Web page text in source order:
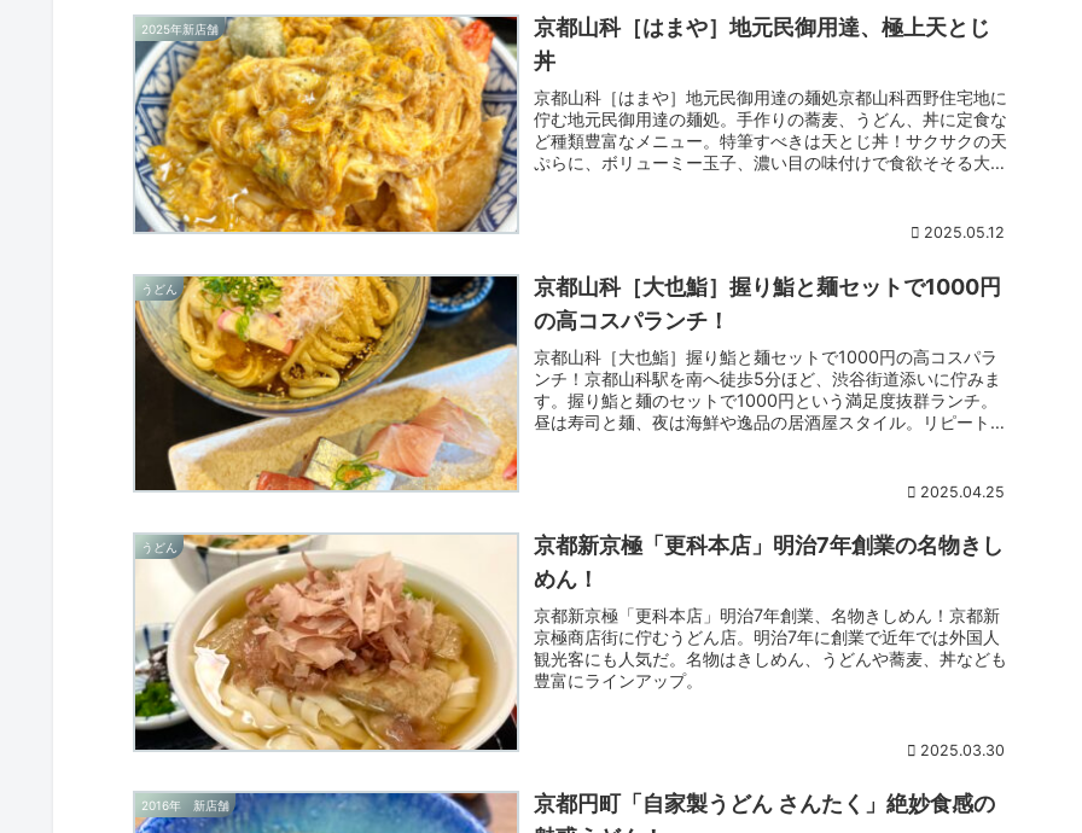
2025年新店舗
京都山科［はまや］地元民御用達、極上天とじ
丼
京都山科［はまや］地元民御用達の麺処京都山科西野住宅地に
佇む地元民御用達の麺処。手作りの蕎麦、うどん、丼に定食な
ど種類豊富なメニュー。特筆すべきは天とじ丼！サクサクの天
ぷらに、ボリューミー玉子、濃い目の味付けで食欲そそる大満
2025.05.12
うどん
京都山科［大也鮨］握り鮨と麺セットで1000円
の高コスパランチ！
京都山科［大也鮨］握り鮨と麺セットで1000円の高コスパラ
ンチ！京都山科駅を南へ徒歩5分ほど、渋谷街道添いに佇みま
す。握り鮨と麺のセットで1000円という満足度抜群ランチ。
昼は寿司と麺、夜は海鮮や逸品の居酒屋スタイル。リピート続
2025.04.25
うどん
京都新京極「更科本店」明治7年創業の名物きし
めん！
京都新京極「更科本店」明治7年創業、名物きしめん！京都新
京極商店街に佇むうどん店。明治7年に創業で近年では外国人
観光客にも人気だ。名物はきしめん、うどんや蕎麦、丼なども
豊富にラインアップ。
2025.03.30
2016年 新店舗
京都円町「自家製うどん さんたく」絶妙食感の